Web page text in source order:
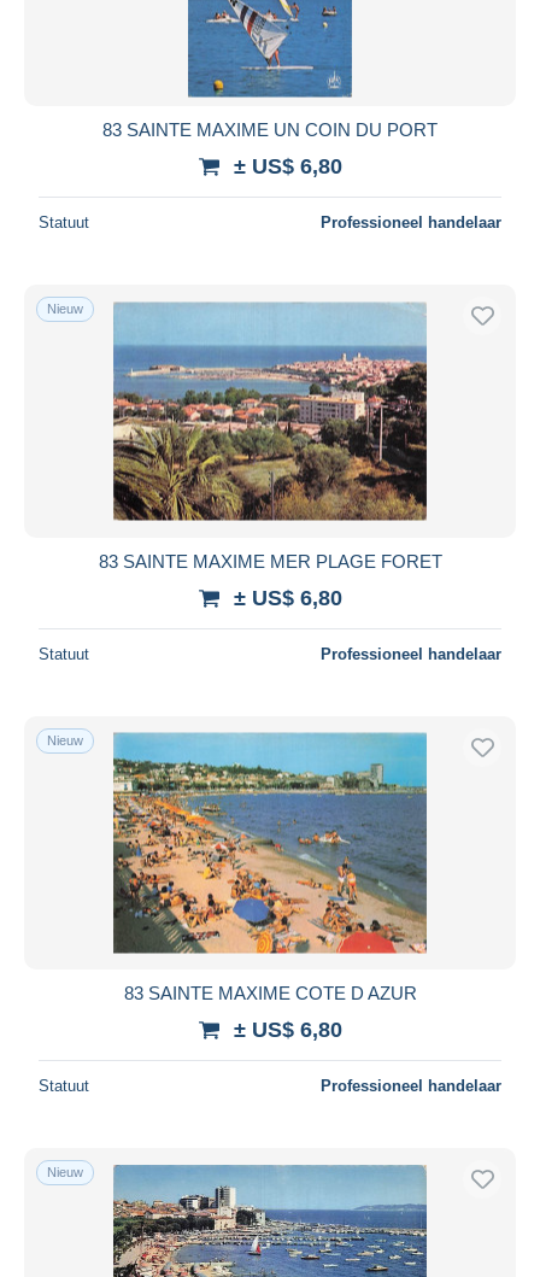
83 SAINTE MAXIME UN COIN DU PORT
± US$ 6,80
Statuut Professioneel handelaar
Nieuw
83 SAINTE MAXIME MER PLAGE FORET
± US$ 6,80
Statuut Professioneel handelaar
Nieuw
83 SAINTE MAXIME COTE D AZUR
± US$ 6,80
Statuut Professioneel handelaar
Nieuw